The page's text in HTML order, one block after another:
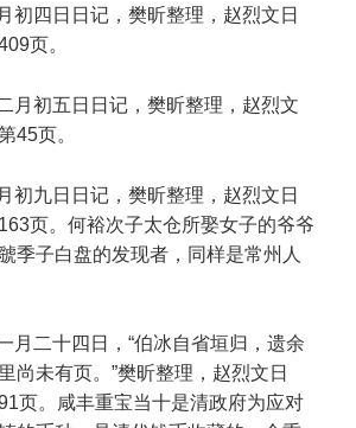
初四日日记，樊昕整理，赵烈文日
页。
月初五日日记，樊昕整理，赵烈文
45页。
初九日日记，樊昕整理，赵烈文日
页。何裕次子太仓所娶女子的爷爷
季子白盘的发现者，同样是常州人
月二十四日，“伯冰自省垣归，遗余
尚未有页。”樊昕整理，赵烈文日
页。咸丰重宝当十是清政府为应对